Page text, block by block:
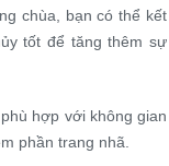
chùa, bạn có thể kết
tốt để tăng thêm sự
hợp với không gian
phần trang nhã.